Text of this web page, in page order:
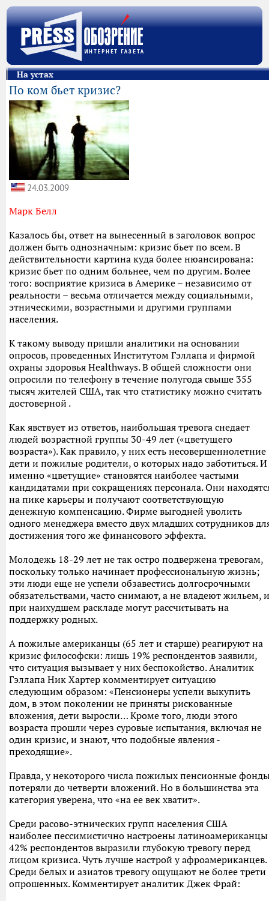
На устах
По ком бьет кризис?
24.03.2009
Марк Белл
Казалось бы, ответ на вынесенный в заголовок вопрос
должен быть однозначным: кризис бьет по всем. В
действительности картина куда более нюансирована:
кризис бьет по одним больнее, чем по другим. Более
того: восприятие кризиса в Америке – независимо от
реальности – весьма отличается между социальными,
этническими, возрастными и другими группами
населения.
К такому выводу пришли аналитики на основании
опросов, проведенных Институтом Гэллапа и фирмой
охраны здоровья Healthways. В общей сложности они
опросили по телефону в течение полугода свыше 355
тысяч жителей США, так что статистику можно считать
достоверной .
Как явствует из ответов, наибольшая тревога снедает
людей возрастной группы 30-49 лет («цветущего
возраста»). Как правило, у них есть несовершеннолетние
дети и пожилые родители, о которых надо заботиться. И
именно «цветущие» становятся наиболее частыми
кандидатами при сокращениях персонала. Они
на пике карьеры и получают соответствующую
денежную компенсацию. Фирме выгодней уволить
одного менеджера вместо двух младших сотрудников
достижения того же финансового эффекта.
Молодежь 18-29 лет не так остро подвержена тревогам,
поскольку только начинает профессиональную жизнь;
эти люди еще не успели обзавестись долгосрочными
обязательствами, часто снимают, а не владеют жильем, и
при наихудшем раскладе могут рассчитывать на
поддержку родных.
А пожилые американцы (65 лет и старше) реагируют на
кризис философски: лишь 19% респондентов заявили,
что ситуация вызывает у них беспокойство. Аналитик
Гэллапа Ник Хартер комментирует ситуацию
следующим образом: «Пенсионеры успели выкупить
дом, в этом поколении не приняты рискованные
вложения, дети выросли… Кроме того, люди этого
возраста прошли через суровые испытания, включая не
один кризис, и знают, что подобные явления -
преходящие».
Правда, у некоторого числа пожилых пенсионные
потеряли до четверти вложений. Но в большинства эта
категория уверена, что «на ее век хватит».
Среди расово-этнических групп населения США
наиболее пессимистично настроены
42% респондентов выразили глубокую тревогу перед
лицом кризиса. Чуть лучше настрой у афроамериканцев.
Среди белых и азиатов тревогу ощущают не более трети
опрошенных. Комментирует аналитик Джек Фрай: